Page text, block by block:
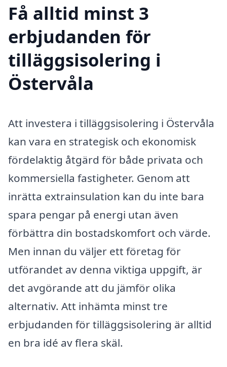
Få alltid minst 3
erbjudanden för
tilläggsisolering i
Östervåla
Att investera i tilläggsisolering i Östervåla
kan vara en strategisk och ekonomisk
fördelaktig åtgärd för både privata och
kommersiella fastigheter. Genom att
inrätta extrainsulation kan du inte bara
spara pengar på energi utan även
förbättra din bostadskomfort och värde.
Men innan du väljer ett företag för
utförandet av denna viktiga uppgift, är
det avgörande att du jämför olika
alternativ. Att inhämta minst tre
erbjudanden för tilläggsisolering är alltid
en bra idé av flera skäl.